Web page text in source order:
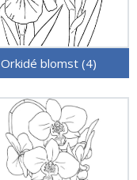
Orkidé blomst (4)